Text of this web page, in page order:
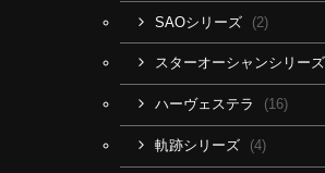
SAOシリーズ (2)
スターオーシャンシリーズ
ハーヴェステラ (16)
軌跡シリーズ (4)